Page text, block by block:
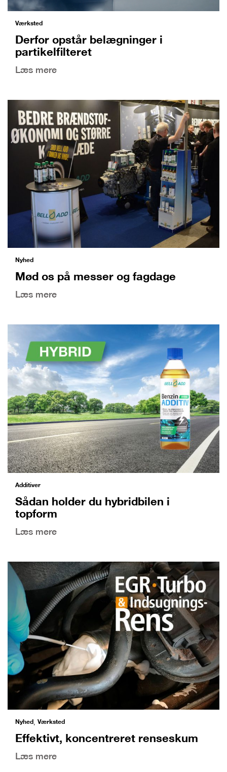
Værksted
Derfor opstår belægninger i
partikelfilteret
Læs mere
Nyhed
Mød os på messer og fagdage
Læs mere
Additiver
Sådan holder du hybridbilen i
topform
Læs mere
Nyhed, Værksted
Effektivt, koncentreret renseskum
Læs mere